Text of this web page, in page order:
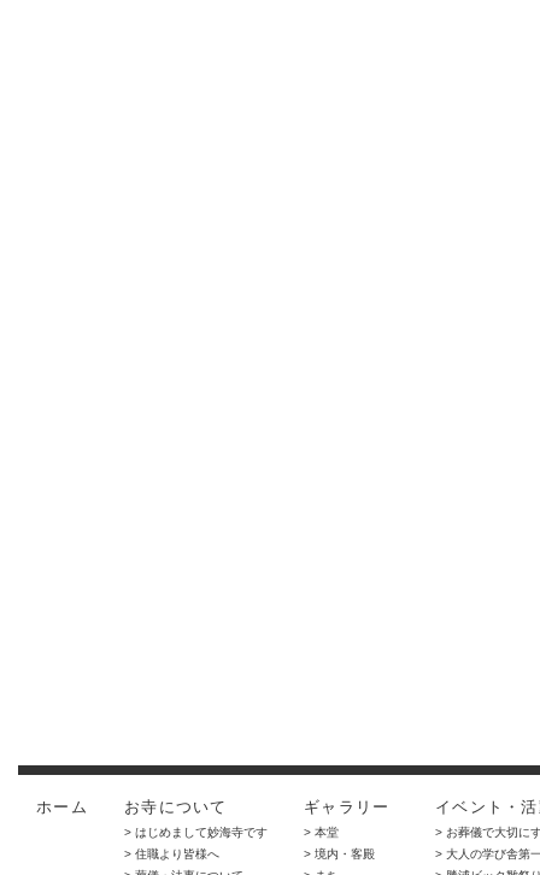
ホーム お寺について
> はじめまして妙海寺です
> 住職より皆様へ
ギャラリー
> 本堂
> 境内・客殿
イベント・
> お葬儀で大切に
> 大人の学び舎第